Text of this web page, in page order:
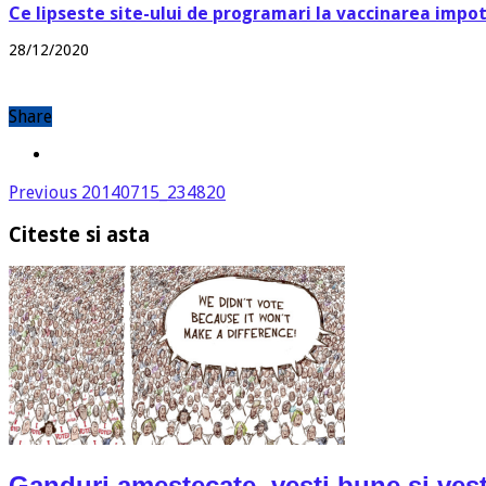
Ce lipseste site-ului de programari la vaccinarea
28/12/2020
Share
Previous 20140715_234820
Citeste si asta